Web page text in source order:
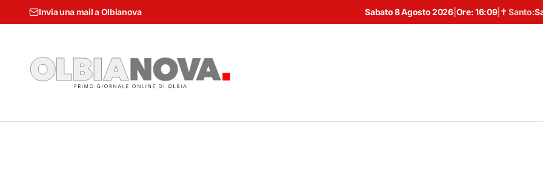
Invia una mail a Olbianova Sabato 8 Agosto 2026| Ore:16:09| ✝ Santo: